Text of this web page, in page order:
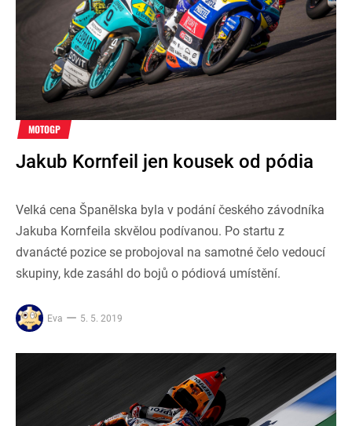
MOTOGP
Jakub Kornfeil jen kousek od pódia
Velká cena Španělska byla v podání českého závodníka
Jakuba Kornfeila skvělou podívanou. Po startu z
dvanácté pozice se probojoval na samotné čelo vedoucí
skupiny, kde zasáhl do bojů o pódiová umístění.
Eva 5. 5. 2019